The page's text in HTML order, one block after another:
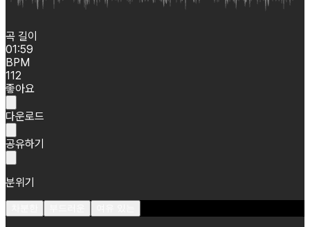
곡 길이
01:59
BPM
112
좋아요
다운로드
공유하기
분위기